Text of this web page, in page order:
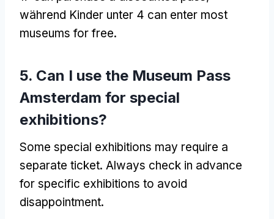
während Kinder unter 4 can enter most
museums for free.
5. Can I use the Museum Pass
Amsterdam for special
exhibitions?
Some special exhibitions may require a
separate ticket. Always check in advance
for specific exhibitions to avoid
disappointment.